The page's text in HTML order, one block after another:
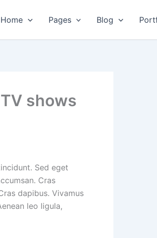
Home Pages Blog
shows
Sed eget
Cras
dapibus. Vivamus
leo ligula,